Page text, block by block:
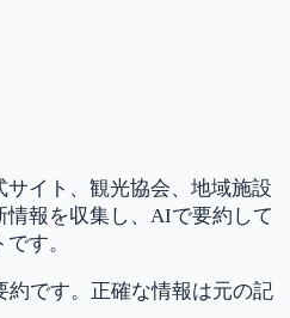
イト、観光協会、地域施設
報を収集し、AIで要約して
す。
です。正確な情報は元の記